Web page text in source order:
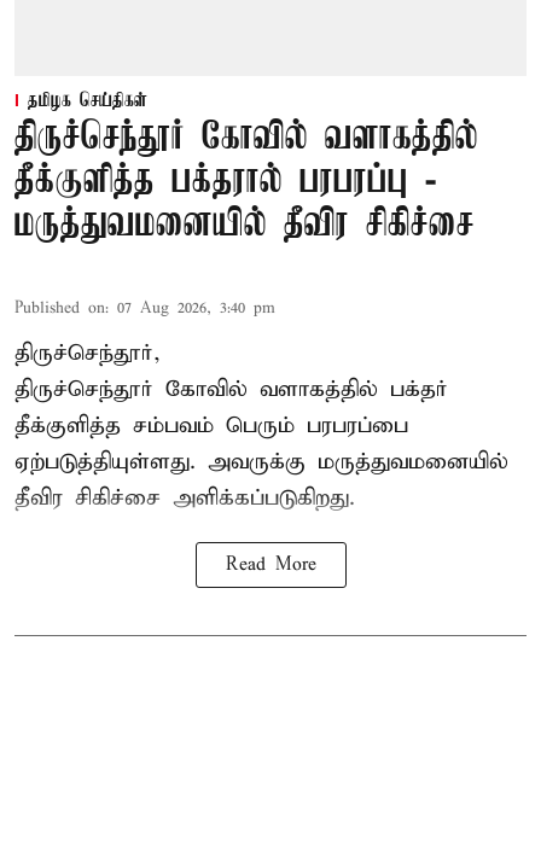
தமிழக செய்திகள்
திருச்செந்தூர் கோவில் வளாகத்தில்
தீக்குளித்த பக்தரால் பரபரப்பு -
மருத்துவமனையில் தீவிர சிகிச்சை
Published on: 07 Aug 2026, 3:40 pm
திருச்செந்தூர்,
திருச்செந்தூர் கோவில் வளாகத்தில் பக்தர்
தீக்குளித்த சம்பவம் பெரும் பரபரப்பை
ஏற்படுத்தியுள்ளது. அவருக்கு மருத்துவமனையில்
தீவிர சிகிச்சை அளிக்கப்படுகிறது.
Read More